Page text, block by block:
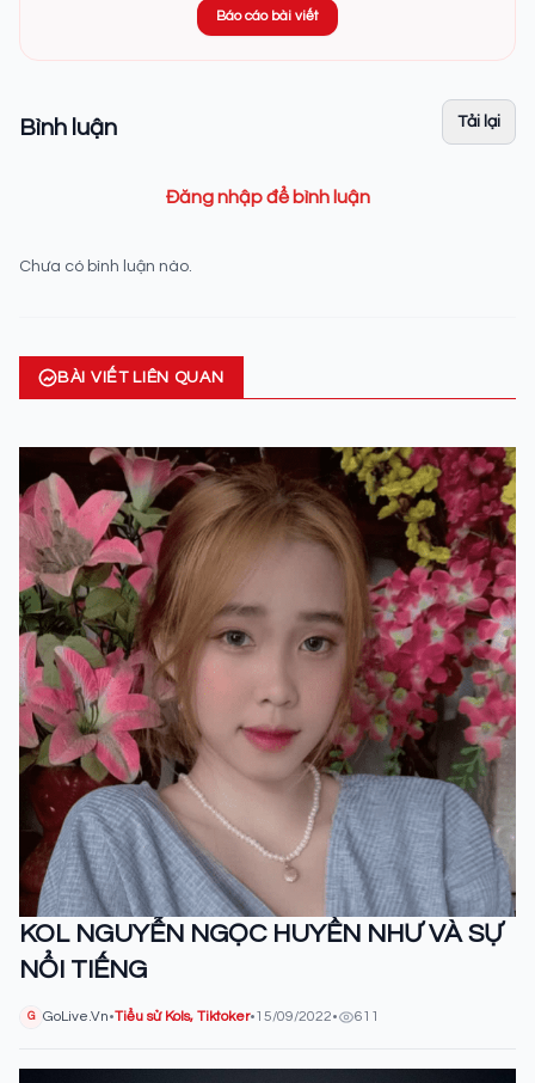
Báo cáo bài viết
Bình luận Tải lại
Đăng nhập để bình luận
Chưa có bình luận nào.
BÀI VIẾT LIÊN QUAN
KOL NGUYỄN NGỌC HUYỀN NHƯ VÀ SỰ
NỔI TIẾNG
G GoLive.Vn•Tiểu sử Kols, Tiktoker•15/09/2022• 611